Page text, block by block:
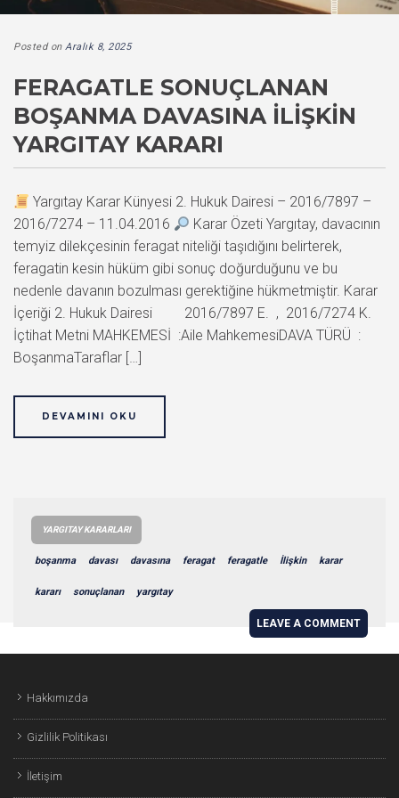
Posted on Aralık 8, 2025
FERAGATLE SONUÇLANAN
BOŞANMA DAVASINA İLIŞKIN
YARGITAY KARARI
Yargıtay Karar Künyesi 2. Hukuk Dairesi – 2016/7897 –
2016/7274 – 11.04.2016
Karar Özeti Yargıtay, davacının
temyiz dilekçesinin feragat niteliği taşıdığını belirterek,
feragatin kesin hüküm gibi sonuç doğurduğunu ve bu
nedenle davanın bozulması gerektiğine hükmetmiştir. Karar
İçeriği 2. Hukuk Dairesi 2016/7897 E. , 2016/7274 K.
İçtihat Metni MAHKEMESİ :Aile MahkemesiDAVA TÜRÜ :
BoşanmaTaraflar […]
DEVAMINI OKU
YARGITAY KARARLARI
boşanma davası davasına feragat feragatle İlişkin karar
kararı sonuçlanan yargıtay
LEAVE A COMMENT
Hakkımızda
Gizlilik Politikası
İletişim